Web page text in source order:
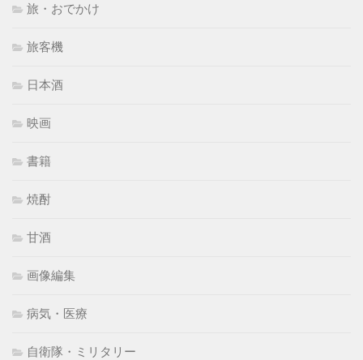
旅・おでかけ
旅客機
日本酒
映画
書籍
焼酎
甘酒
画像編集
病気・医療
自衛隊・ミリタリー